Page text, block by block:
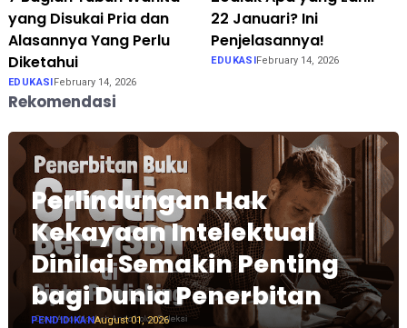
yang Disukai Pria dan
Alasannya Yang Perlu
Diketahui
EDUKASI February 14, 2026
22 Januari? Ini
Penjelasannya!
EDUKASI February 14, 2026
Rekomendasi
Perlindungan Hak
Kekayaan Intelektual
Dinilai Semakin Penting
bagi Dunia Penerbitan
PENDIDIKANAugust 01, 2026